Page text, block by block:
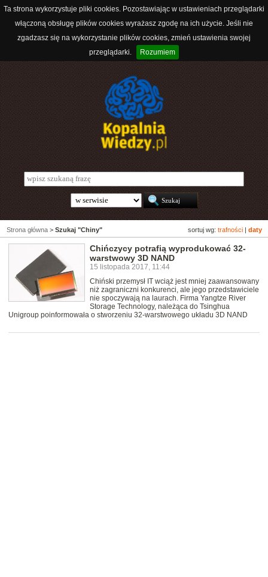
Ta strona wykorzystuje pliki cookies. Pozostawiając w ustawieniach przeglądarki
włączoną obsługę plików cookies wyrażasz zgodę na ich użycie. Jeśli nie
zgadzasz się na wykorzystanie plików cookies, zmień ustawienia swojej
przeglądarki.
Rozumiem
sortuj wg: trafności daty
Strona główna > Szukaj "Chiny"
Chińczycy potrafią wyprodukować 32-
warstwowy 3D NAND
15 listopada 2017, 11:44
Chiński przemysł IT wciąż jest mniej zaawansowany
niż zagraniczni konkurenci, ale jego przedstawiciele
nie spoczywają na laurach. Firma Yangtze River
Storage Technology, należąca do Tsinghua
Unigroup poinformowała o stworzeniu 32-warstwowego układu 3D NAND